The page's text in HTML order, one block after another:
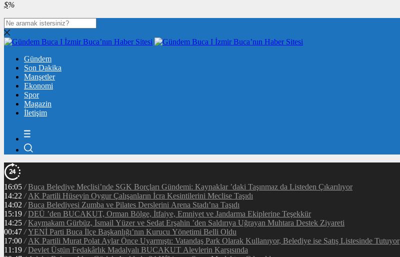
$%
Gündem
Son Dakika
Manşetler
Ekonomi
Spor
Magazin
İletişim
16:05 / Buca Belediye Meclisi’nde SGK Borçları Gündemi: Kaynaklar ’daki Taşınmaz da Listeden Çıkarılıyor
14:22 / AK Partili Hüseyin Oygur Çalışanların İcra Kesintilerini Meclise Taşıdı
14:02 / Buca Belediyesi Zumba ve Pilates Derslerini Arena Stadı’na Taşıdı
15:19 / DEÜ ’den BUCAKUT, Orman Bölge, İtfaiye, Emniyet ve Jandarma Ekiplerine Teşekkür
14:25 / Kaymakam Gürbüz, İsmail Yüzer ve Sedat Erşahin ’den Saldırıya Uğrayan Muhtara Destek Ziyareti
00:47 / YENİ Parti Buca İlçe Başkanlığı’nın Kurucu Yönetimi Belli Oldu
17:00 / AK Partili Murat Polat Aylar Önce Uyarmıştı: Vatandaş Park Olarak Kullanıyor, Belediye ise Satış Listesinde Tutuyor
11:19 / Devlet Üstün Fedakârlık Madalyalı BUCAKUT Alevlerin Karşısında